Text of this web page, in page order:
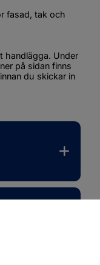
fasad, tak och
handlägga. Under
på sidan finns
du skickar in